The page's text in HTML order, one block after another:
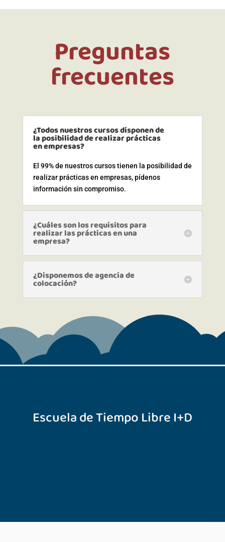
Preguntas
frecuentes
¿Todos nuestros cursos disponen de
la posibilidad de realizar prácticas
en empresas?
El 99% de nuestros cursos tienen la posibilidad de
realizar prácticas en empresas, pídenos
información sin compromiso.
¿Cuáles son los requisitos para
realizar las prácticas en una
empresa?
¿Disponemos de agencia de
colocación?
Escuela de Tiempo Libre I+D